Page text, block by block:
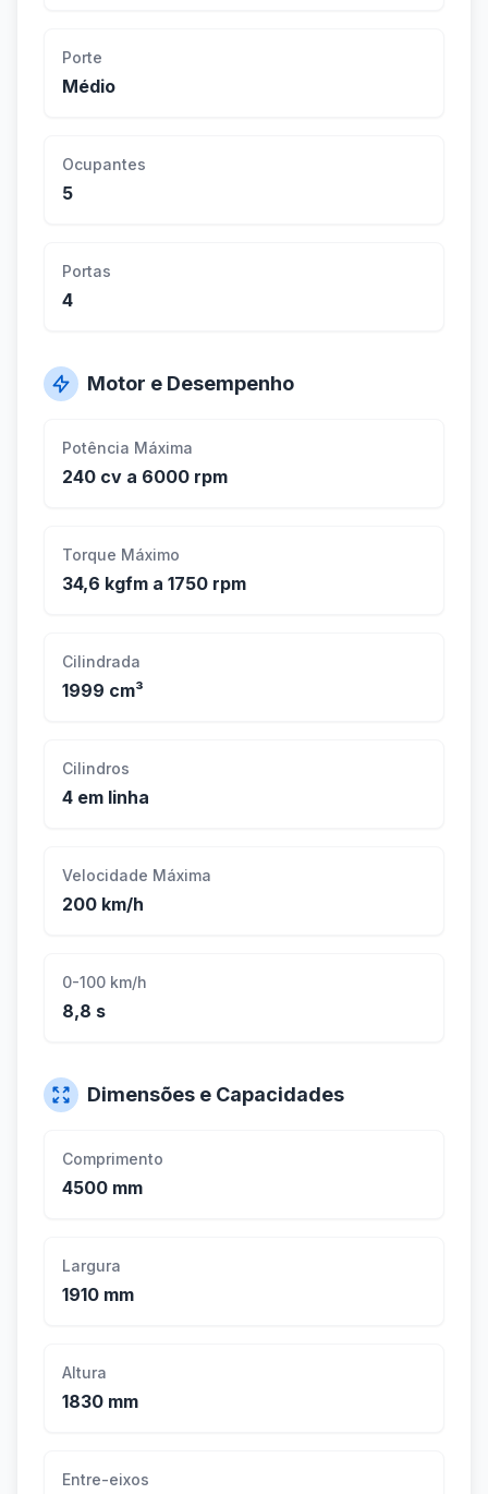
Porte
Médio
Ocupantes
5
Portas
4
Motor e Desempenho
Potência Máxima
240 cv a 6000 rpm
Torque Máximo
34,6 kgfm a 1750 rpm
Cilindrada
1999 cm³
Cilindros
4 em linha
Velocidade Máxima
200 km/h
0-100 km/h
8,8 s
Dimensões e Capacidades
Comprimento
4500 mm
Largura
1910 mm
Altura
1830 mm
Entre-eixos